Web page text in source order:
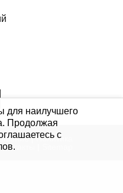
|Политика
Контакты
для наилучшего
Продолжая
с